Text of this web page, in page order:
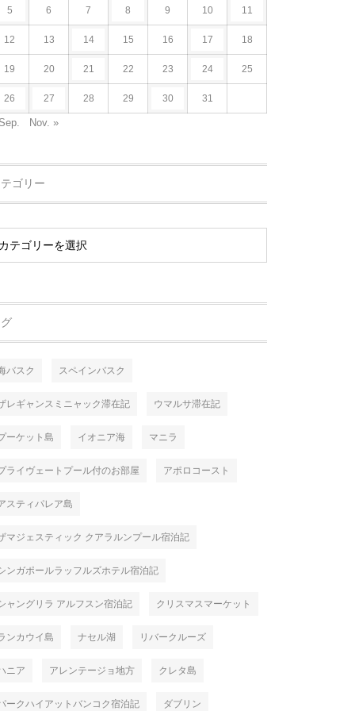
5 6 7 8 9 10 11
12 13 14 15 16 17 18
19 20 21 22 23 24 25
26 27 28 29 30 31
Nov. »
ゴリー
バスク スペインバスク
レギャンスミニャック滞在記 ウマルサ滞在記
ーケット島 イオニア海 マニラ
ライヴェートプール付のお部屋 アポロコースト
スティパレア島
マジェスティック クアラルンプール宿泊記
ンガポールラッフルズホテル宿泊記
ャングリラ アルフスン宿泊記 クリスマスマーケット
ンカウイ島 ナセル湖 リバークルーズ
ニア アレンテージョ地方 クレタ島
ークハイアットバンコク宿泊記 ダブリン